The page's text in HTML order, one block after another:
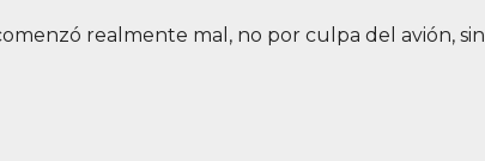
realmente mal, no por culpa del avión,